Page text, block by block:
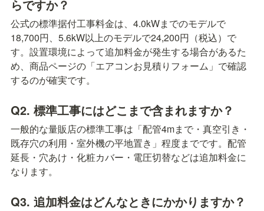
らですか？
公式の標準据付工事料金は、4.0kWまでのモデルで
18,700円、5.6kW以上のモデルで24,200円（税込）で
す。設置環境によって追加料金が発生する場合があるた
め、商品ページの「エアコンお見積りフォーム」で確認
するのが確実です。
Q2. 標準工事にはどこまで含まれますか？
一般的な量販店の標準工事は「配管4mまで・真空引き・
既存穴の利用・室外機の平地置き」程度までです。配管
延長・穴あけ・化粧カバー・電圧切替などは追加料金に
なります。
Q3. 追加料金はどんなときにかかりますか？